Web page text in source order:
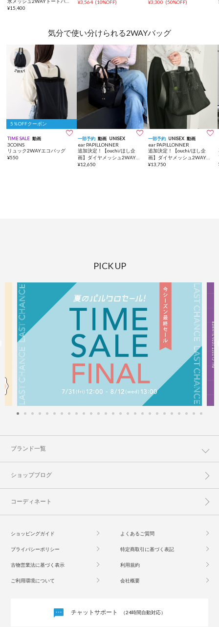
グ
¥15,400
ホルダー付き
¥3,564 (10%OFF) ¥3,300 (50%OFF)
気分で使い分けられる2WAYバッグ
5％OFFクーポン
TIME SALE 動画 
3COINS
リュック2WAYエコバッグ
¥550
一部予約 動画 UNISEX 
ear PAPILLONNER
追加決定！【ouchi/ほし企
画】ダイヤメッシュ2WAYト
ートバッグ Sサイズ
¥12,650
一部予約 UNISEX 動画 
ear PAPILLONNER
追加決定！【ouchi/ほし企
画】ダイヤメッシュ2WAYト
ートバッグLサイズ
¥13,750
PICK UP
ブランド一覧
ショップブログ
コーディネート
ショッピングガイド よくあるご質問
プライバシーポリシー 特定商取引に基づく表記
古物営業法に基づく表示 利用規約
ご利用環境について 会社概要
チャットサポート （24時間自動対応）